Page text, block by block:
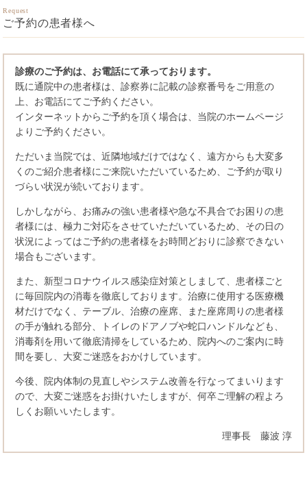
Request
ご予約の患者様へ
診療のご予約は、お電話にて承っております。
既に通院中の患者様は、診察券に記載の診察番号をご用意の
上、お電話にてご予約ください。
インターネットからご予約を頂く場合は、当院のホームページ
よりご予約ください。
ただいま当院では、近隣地域だけではなく、遠方からも大変多
くのご紹介患者様にご来院いただいているため、ご予約が取り
づらい状況が続いております。
しかしながら、お痛みの強い患者様や急な不具合でお困りの患
者様には、極力ご対応をさせていただいているため、その日の
状況によってはご予約の患者様をお時間どおりに診察できない
場合もございます。
また、新型コロナウイルス感染症対策としまして、患者様ごと
に毎回院内の消毒を徹底しております。治療に使用する医療機
材だけでなく、テーブル、治療の座席、また座席周りの患者様
の手が触れる部分、トイレのドアノブや蛇口ハンドルなども、
消毒剤を用いて徹底清掃をしているため、院内へのご案内に時
間を要し、大変ご迷惑をおかけしています。
今後、院内体制の見直しやシステム改善を行なってまいります
ので、大変ご迷惑をお掛けいたしますが、何卒ご理解の程よろ
しくお願いいたします。
理事長 藤波 淳